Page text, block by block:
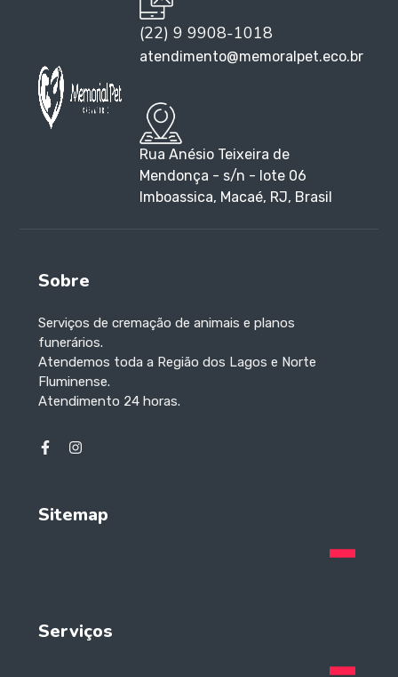
(22) 9 9908-1018
atendimento@memoralpet.eco.br
Rua Anésio Teixeira de
Mendonça - s/n - lote 06
Imboassica, Macaé, RJ, Brasil
Sobre
Serviços de cremação de animais e planos
funerários.
Atendemos toda a Região dos Lagos e Norte
Fluminense.
Atendimento 24 horas.
Sitemap
Serviços